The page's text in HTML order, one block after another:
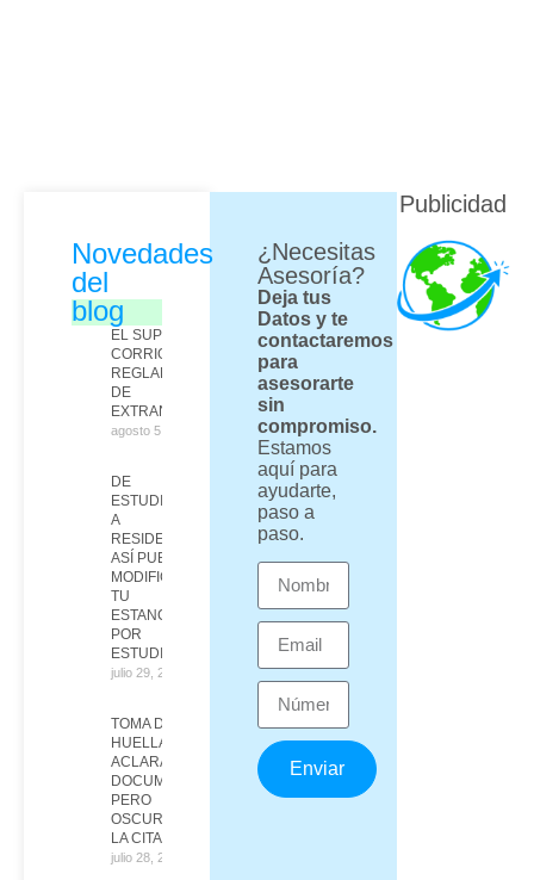
Novedades
del
blog
EL SUPREMO
CORRIGE EL
REGLAMENTO
DE
EXTRANJERÍA
agosto 5, 2026
DE
ESTUDIANTE
A
RESIDENTE:
ASÍ PUEDES
MODIFICAR
TU
ESTANCIA
POR
ESTUDIOS
julio 29, 2026
TOMA DE
HUELLAS:
ACLARAN LOS
DOCUMENTOS,
PERO
OSCURECEN
LA CITA
julio 28, 2026
¿Necesitas
Asesoría?
Deja tus
Datos y te
contactaremos
para
asesorarte
sin
compromiso.
Estamos
aquí para
ayudarte,
paso a
paso.
Enviar
Publicidad